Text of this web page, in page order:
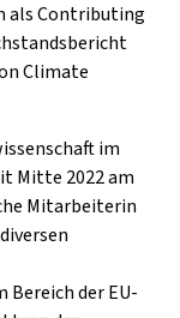
als Contributing
Climate
im
Mitte 2022 am
Mitarbeiterin
der EU-